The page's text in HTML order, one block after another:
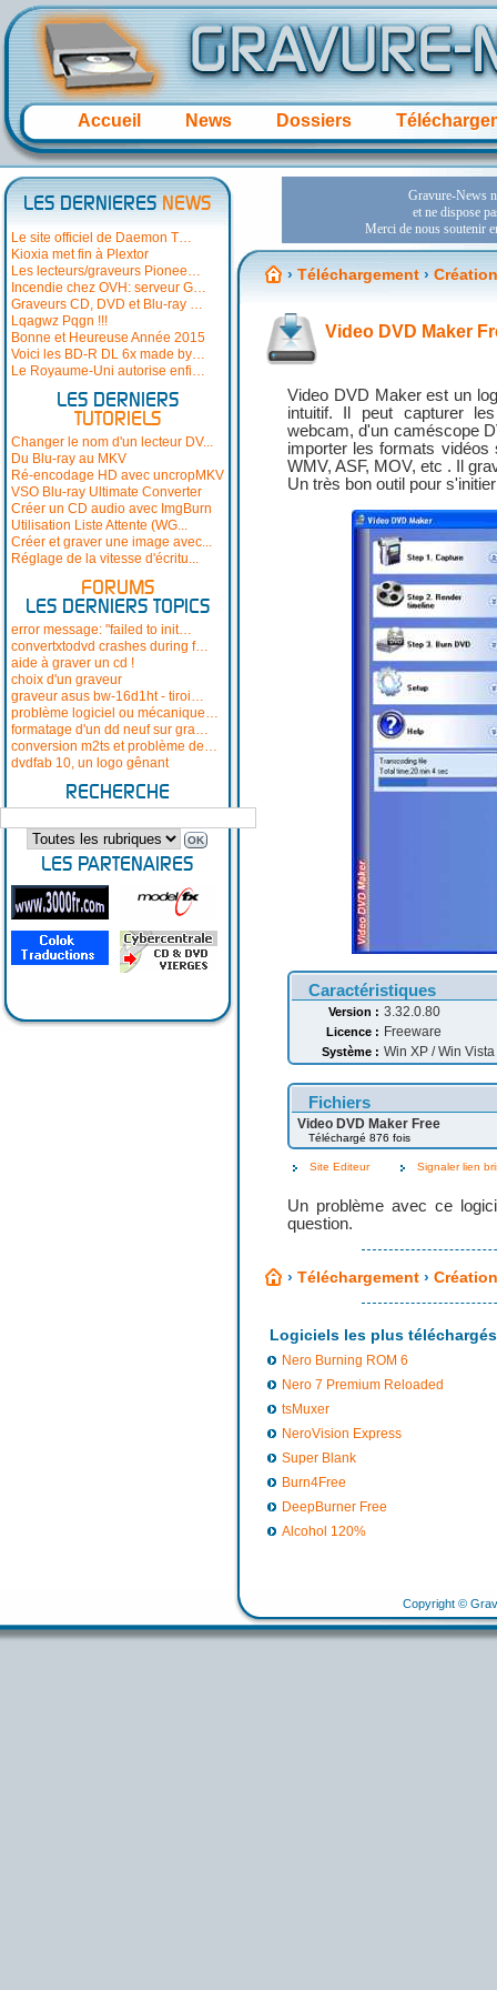
Accueil News Dossiers
LES DERNIERESNEWS
Le site officiel de Daemon T…
Kioxia met fin à Plextor
Les lecteurs/graveurs Pionee…
Incendie chez OVH: serveur G…
Graveurs CD, DVD et Blu-ray …
Lqagwz Pqgn !!!
Bonne et Heureuse Année 2015
Voici les BD-R DL 6x made by…
Le Royaume-Uni autorise enfi…
LES DERNIERS
TUTORIELS
Changer le nom d'un lecteur DV...
Du Blu-ray au MKV
Ré-encodage HD avec uncropMKV
VSO Blu-ray Ultimate Converter
Créer un CD audio avec ImgBurn
Utilisation Liste Attente (WG...
Créer et graver une image avec...
Réglage de la vitesse d'écritu...
FORUMS
LES DERNIERS TOPICS
error message: "failed to init…
convertxtodvd crashes during f…
aide à graver un cd !
choix d'un graveur
graveur asus bw-16d1ht - tiroi…
problème logiciel ou mécanique…
formatage d'un dd neuf sur gra…
conversion m2ts et problème de…
dvdfab 10, un logo gênant
RECHERCHE
LES PARTENAIRES
› Téléchargement ›
Video DVD Maker
Video DVD Maker est un
intuitif. Il peut capturer
webcam, d'un caméscope
importer les formats
WMV, ASF, MOV, etc . Il
Un très bon outil pour
Caractéristiques
Version : 3.32.0.80
Licence : Freeware
Système : Win XP / Win
Fichiers
Video DVD Maker Free
Téléchargé 876 fois
Site Editeur Signaler lien
Un problème avec ce
question.
› Téléchargement ›
Logiciels les plus téléchargés
Nero Burning ROM 6
Nero 7 Premium Reloaded
tsMuxer
NeroVision Express
Super Blank
Burn4Free
DeepBurner Free
Alcohol 120%
Copyright ©